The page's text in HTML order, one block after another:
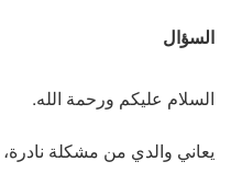
السؤال
السلام عليكم ورحمة الله.